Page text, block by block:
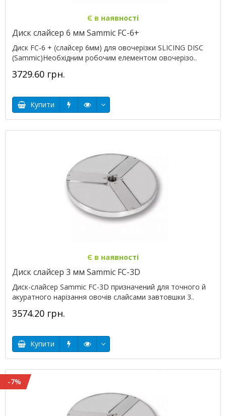
Є в наявності
Диск слайсер 6 мм Sammic FC-6+
Диск FC-6 + (слайсер 6мм) для овочерізки SLICING DISC
(Sammic)Необхідним робочим елементом овочерізо..
3729.60 грн.
Купити
Є в наявності
Диск слайсер 3 мм Sammic FC-3D
Диск-слайсер Sammic FC-3D призначений для точного й
акуратного нарізання овочів слайсами завтовшки 3..
3574.20 грн.
Купити
-7%